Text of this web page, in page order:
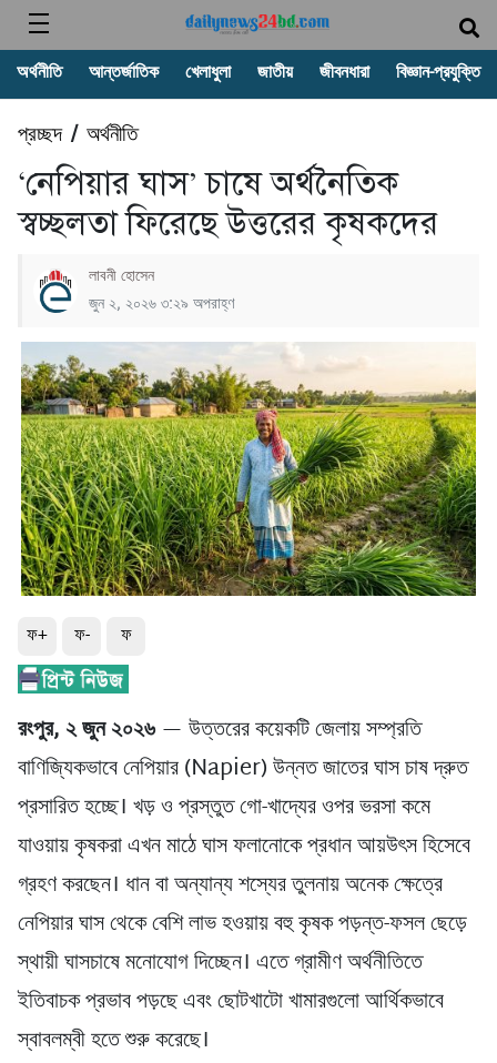
অর্থনীতি আন্তর্জাতিক খেলাধুলা জাতীয় জীবনধারা বিজ্ঞান-প্রযুক্তি
প্রচ্ছদ/ অর্থনীতি
‘নেপিয়ার ঘাস’ চাষে অর্থনৈতিক
স্বচ্ছলতা ফিরেছে উত্তরের কৃষকদের
লাবনী হোসেন
জুন ২, ২০২৬ ৩:২৯ অপরাহ্ণ
ফ+ ফ- ফ
রংপুর, ২ জুন ২০২৬— উত্তরের কয়েকটি জেলায় সম্প্রতি
বাণিজ্যিকভাবে নেপিয়ার (Napier) উন্নত জাতের ঘাস চাষ দ্রুত
প্রসারিত হচ্ছে। খড় ও প্রস্তুত গো-খাদ্যের ওপর ভরসা কমে
যাওয়ায় কৃষকরা এখন মাঠে ঘাস ফলানোকে প্রধান আয়উৎস হিসেবে
গ্রহণ করছেন। ধান বা অন্যান্য শস্যের তুলনায় অনেক ক্ষেত্রে
নেপিয়ার ঘাস থেকে বেশি লাভ হওয়ায় বহু কৃষক পড়ন্ত-ফসল ছেড়ে
স্থায়ী ঘাসচাষে মনোযোগ দিচ্ছেন। এতে গ্রামীণ অর্থনীতিতে
ইতিবাচক প্রভাব পড়ছে এবং ছোটখাটো খামারগুলো আর্থিকভাবে
স্বাবলম্বী হতে শুরু করেছে।